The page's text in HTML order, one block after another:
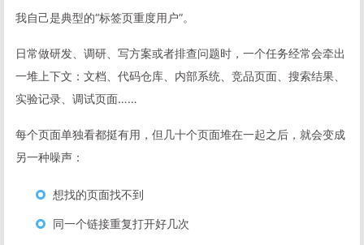
我自己是典型的“标签页重度用户”。
日常做研发、调研、写方案或者排查问题时，一个任务经常会牵出
一堆上下文：文档、代码仓库、内部系统、竞品页面、搜索结果、
实验记录、调试页面……
每个页面单独看都挺有用，但几十个页面堆在一起之后，就会变成
另一种噪声：
想找的页面找不到
同一个链接重复打开好几次